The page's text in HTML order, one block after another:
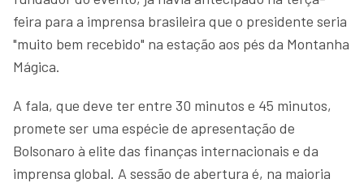
feira para a imprensa brasileira que o presidente seria
"muito bem recebido" na estação aos pés da Montanha
Mágica.
A fala, que deve ter entre 30 minutos e 45 minutos,
promete ser uma espécie de apresentação de
Bolsonaro à elite das finanças internacionais e da
imprensa global. A sessão de abertura é, na maioria